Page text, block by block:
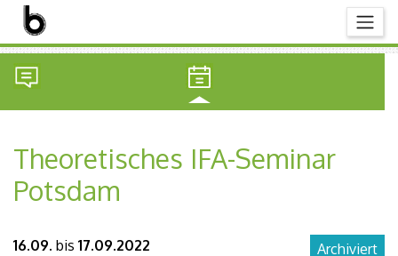
Theoretisches IFA-Seminar
Potsdam
Archiviert
16.09. bis 17.09.2022